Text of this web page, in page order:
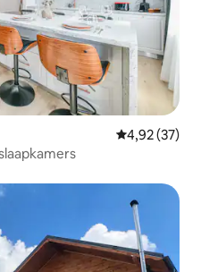
Gemiddelde
4,92 (37)